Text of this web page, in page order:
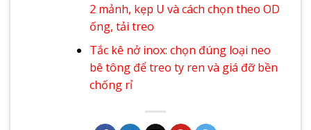
2 mảnh, kẹp U và cách chọn theo OD
ống, tải treo
Tắc kê nở inox: chọn đúng loại neo
bê tông để treo ty ren và giá đỡ bền
chống rỉ